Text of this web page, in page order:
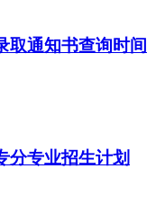
取通知书查询时间
分专业招生计划